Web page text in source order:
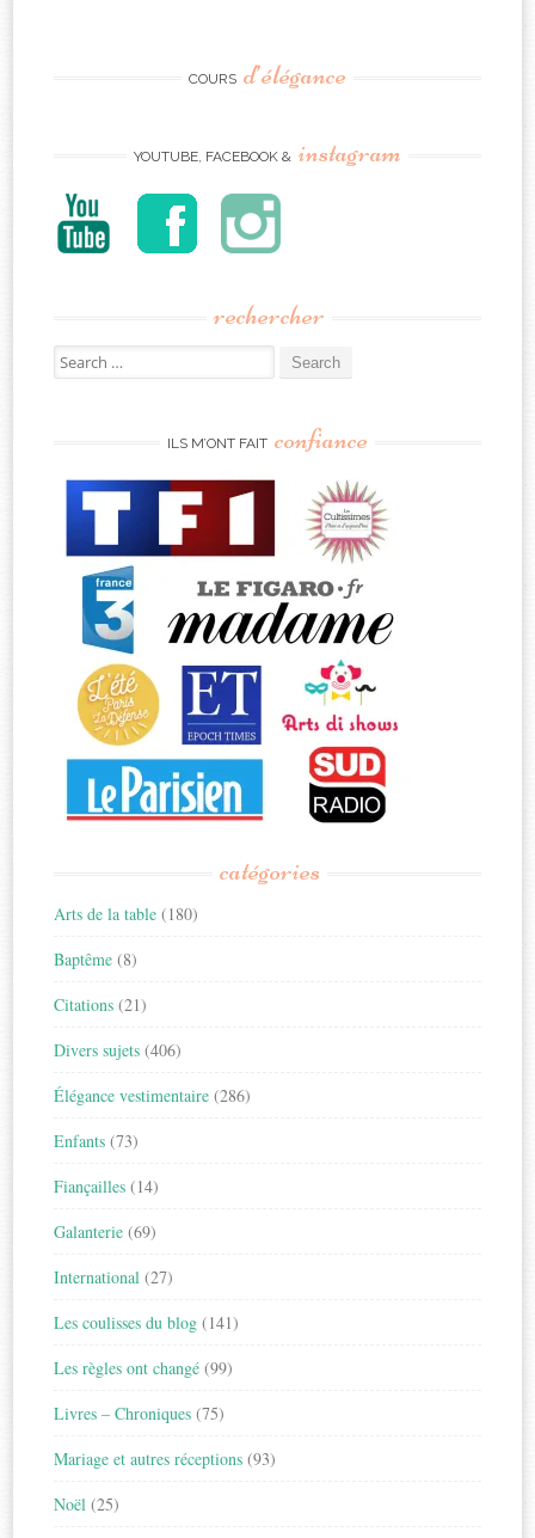
COURS d’élégance
YOUTUBE, FACEBOOK & instagram
rechercher
Search
for:
ILS M’ONT FAIT confiance
catégories
Arts de la table (180)
Baptême (8)
Citations (21)
Divers sujets (406)
Élégance vestimentaire (286)
Enfants (73)
Fiançailles (14)
Galanterie (69)
International (27)
Les coulisses du blog (141)
Les règles ont changé (99)
Livres – Chroniques (75)
Mariage et autres réceptions (93)
Noël (25)